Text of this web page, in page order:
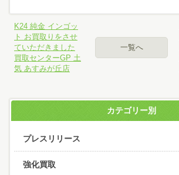
K24 純金 インゴッ
ト お買取りをさせ
ていただきました
買取センターGP 土
気 あすみが丘店
一覧へ
カテゴリー別
プレスリリース
強化買取